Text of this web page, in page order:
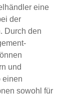
eine
der
Durch den
und
einen
sowohl für